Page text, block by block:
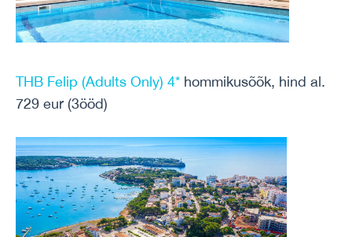
THB Felip (Adults Only) 4* hommikusõõk, hind al.
729 eur (3ööd)